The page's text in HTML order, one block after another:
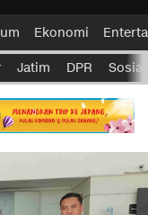
Ekonomi
Jatim DPR Sosial